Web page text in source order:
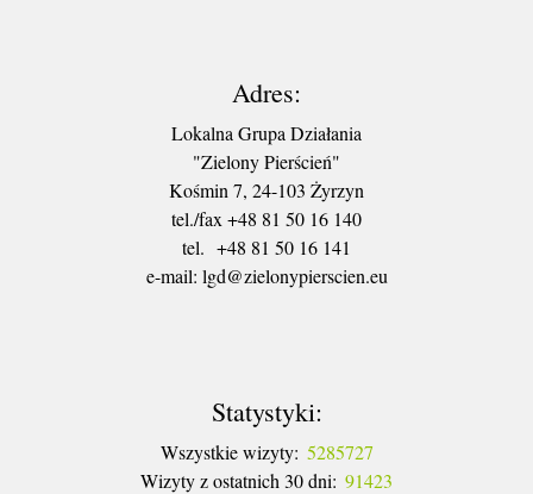
Adres:
Lokalna Grupa Działania
"Zielony Pierścień"
Kośmin 7, 24-103 Żyrzyn
tel./fax +48 81 50 16 140
tel. +48 81 50 16 141
​e-mail: lgd@zielonypierscien.eu
Statystyki:
Wszystkie wizyty: 5285727
Wizyty z ostatnich 30 dni: 91423